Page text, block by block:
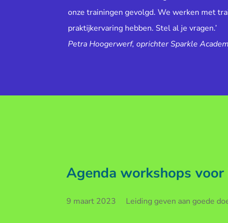
onze trainingen gevolgd. We werken met
praktijkervaring hebben. Stel al je vragen.’
Petra Hoogerwerf, oprichter Sparkle
Agenda workshops
9 maart 2023 Leiding geven aan goede